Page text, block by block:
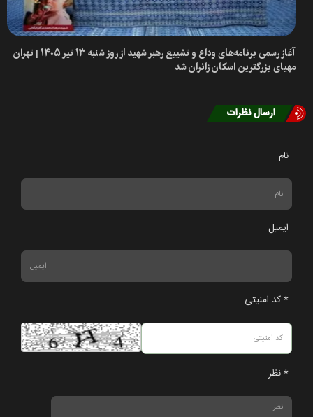
آغاز رسمی برنامه‌های وداع و تشییع رهبر شهید از روز شنبه ۱۳ تیر ۱۴۰۵ | تهران
مهیای بزرگترین اسکان زائران شد
ارسال نظرات
نام
ایمیل
* کد امنیتی
* نظر